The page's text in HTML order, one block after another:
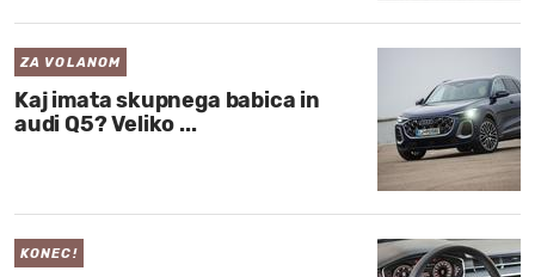
ZA VOLANOM
Kaj imata skupnega babica in
audi Q5? Veliko ...
KONEC!